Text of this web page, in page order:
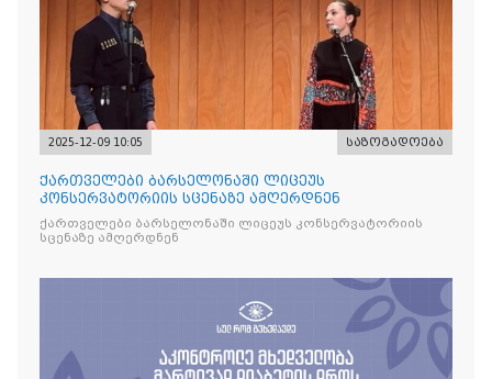
2025-12-09 10:05 საზოგადოება
ქართველები ბარსელონაში ლიცეუს
კონსერვატორიის სცენაზე ამღერდნენ
ქართველები ბარსელონაში ლიცეუს კონსერვატორიის
სცენაზე ამღერდნენ